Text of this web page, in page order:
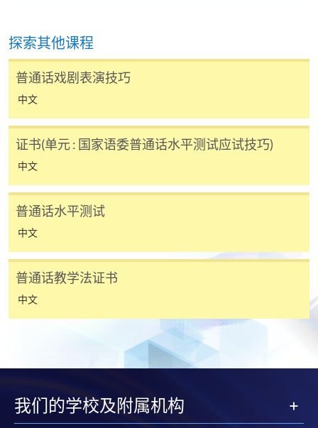
除本学院网页所列明的学费外，个别课程或有其他额
外收费，详情请联络有关学科职员。
学费及学额不得转让他人。一经取录，学员不得转读
请一经批准，学员须缴付港币120元手续费。
学院对邮递失误而遗失的支票或本票、付款收据或个
人资料，概不负责。
若学员有意申请付款证明书，请把填妥之申请表、贴
上足够邮资的回邮信封、连同划线支票交回本学院。
每张收据申请费用为港币30 元。支票抬头注明「香
探索其他课程
普通话戏剧表演技巧
中文
证书(单元 : 国家语委普通话水平测试应试技巧)
中文
普通话水平测试
中文
普通话教学法证书
中文
我们的学校及附属机构